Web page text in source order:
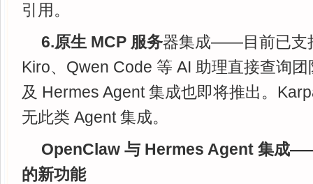
引用。
6.原生 MCP 服务器集成——目前已支
Kiro、Qwen Code 等 AI 助理直接查询
及 Hermes Agent 集成也即将推出。
无此类 Agent 集成。
OpenClaw 与 Hermes Agent 集成
的新功能